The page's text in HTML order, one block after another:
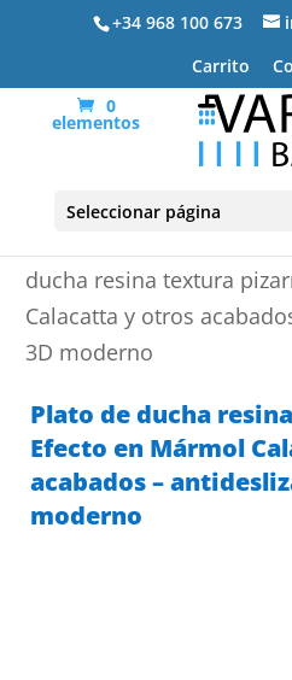
+34 968 100 673
Carrito
0
elementos
Seleccionar página
ducha resina textura
Calacatta y otros
3D moderno
Plato de ducha
Efecto en Mármol
acabados –
moderno